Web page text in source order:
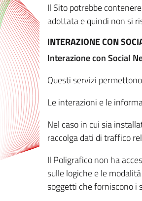
Il Sito potrebbe
adottata e quindi non si
INTERAZIONE CON
Interazione con Social
Questi servizi
Le interazioni e le
Nel caso in cui sia
raccolga dati di traffico
Il Poligrafico non ha
sulle logiche e le
soggetti che forniscono i